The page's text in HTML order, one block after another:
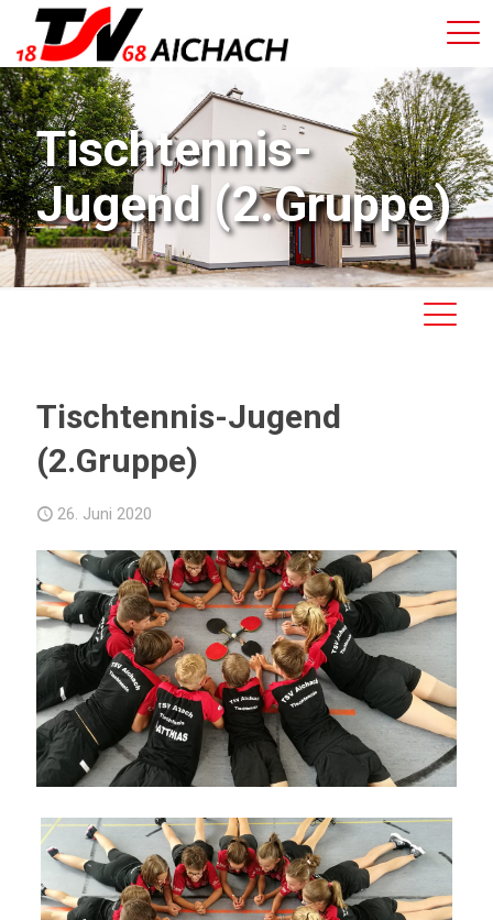
Tischtennis-
Jugend (2.Gruppe)
Tischtennis-Jugend
(2.Gruppe)
26. Juni 2020